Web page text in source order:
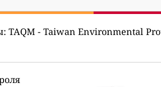
TAQM - Taiwan Environmental